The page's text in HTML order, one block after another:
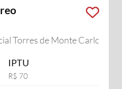
Torres de Monte Carlo
IPTU
R$ 70